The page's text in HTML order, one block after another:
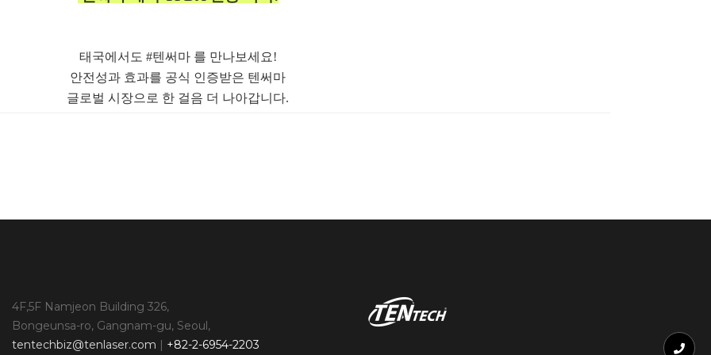
태국에서도 #텐써마 를 만나보세요!
안전성과 효과를 공식 인증받은 텐써마
글로벌 시장으로 한 걸음 더 나아갑니다.
4F,5F Namjeon Building 326,
Bongeunsa-ro, Gangnam-gu, Seoul,
tentechbiz@tenlaser.com | +82-2-6954-2203